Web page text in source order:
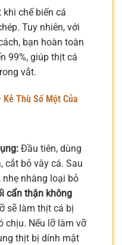
chế biến cá
Tuy nhiên, với
bạn hoàn toàn
99%, giúp thịt cá
vắt.
Thù Số Một Của
Đầu tiên, dùng
cắt bỏ vây cá. Sau
nhàng loại bỏ
cẩn thận không
sẽ làm thịt cá bị
chịu. Nếu lỡ làm vỡ
thịt bị dính mật